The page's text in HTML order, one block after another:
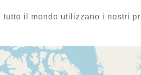
tutto il mondo utilizzano i nostri